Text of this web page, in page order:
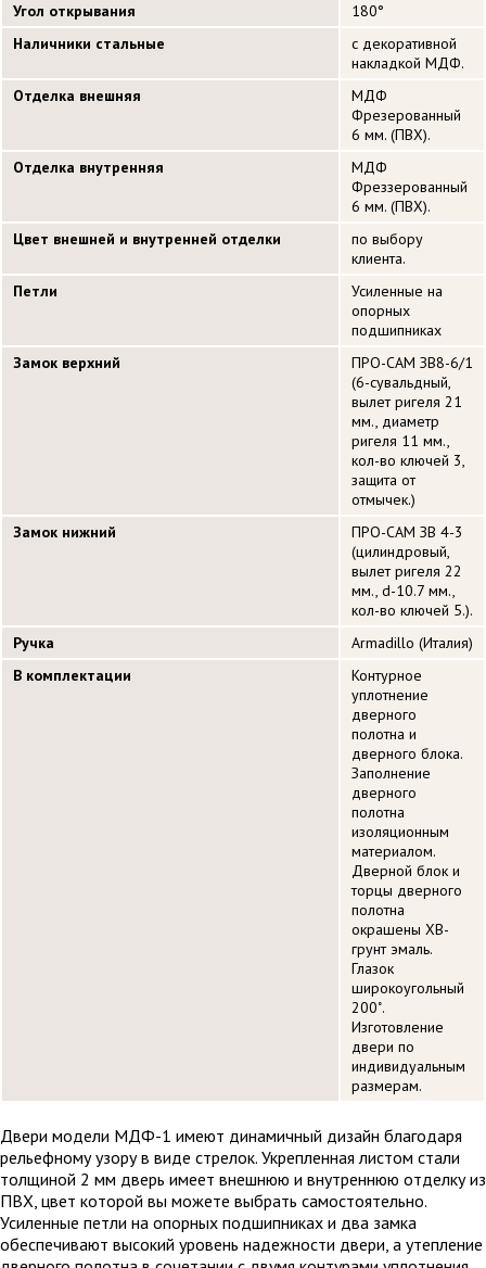
Угол открывания
180°
Наличники стальные
с декоративной
накладкой МДФ.
Отделка внешняя
МДФ
Фрезерованный
6 мм. (ПВХ).
Отделка внутренняя
МДФ
Фреззерованный
6 мм. (ПВХ).
Цвет внешней и внутренней отделки
по выбору
клиента.
Петли
Усиленные на
опорных
подшипниках
Замок верхний
ПРО-САМ ЗВ8-6/1
(6-сувальдный,
вылет ригеля 21
мм., диаметр
ригеля 11 мм.,
кол-во ключей 3,
защита от
отмычек.)
Замок нижний
ПРО-САМ ЗВ 4-3
(цилиндровый,
вылет ригеля 22
мм., d-10.7 мм.,
кол-во ключей 5.).
Ручка
Armadillo (Италия)
В комплектации
Контурное
уплотнение
дверного
полотна и
дверного блока.
Заполнение
дверного
полотна
изоляционным
материалом.
Дверной блок и
торцы дверного
полотна
окрашены ХВ-
грунт эмаль.
Глазок
широкоугольный
200˚.
Изготовление
двери по
индивидуальным
размерам.
Двери модели МДФ-1 имеют динамичный дизайн благодаря
рельефному узору в виде стрелок. Укрепленная листом стали
толщиной 2 мм дверь имеет внешнюю и внутреннюю отделку из
ПВХ, цвет которой вы можете выбрать самостоятельно.
Усиленные петли на опорных подшипниках и два замка
обеспечивают высокий уровень надежности двери, а утепление